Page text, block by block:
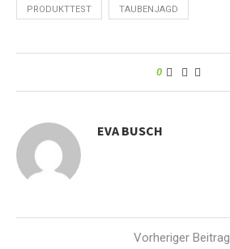
PRODUKTTEST TAUBENJAGD
0
EVA BUSCH
Vorheriger Beitrag